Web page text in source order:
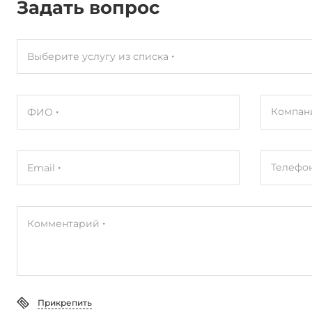
Задать вопрос
Выберите услугу из списка
ФИО
Email
Комментарий
Прикрепить